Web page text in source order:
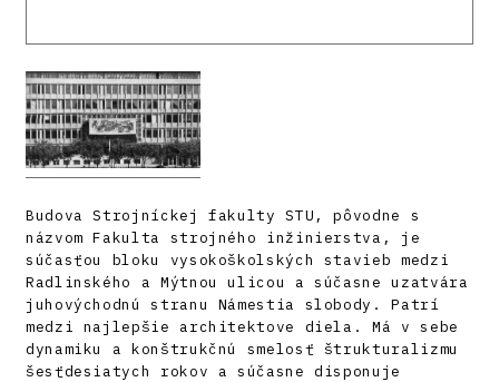
Budova Strojníckej fakulty STU, pôvodne s
názvom Fakulta strojného inžinierstva, je
súčasťou bloku vysokoškolských stavieb medzi
Radlinského a Mýtnou ulicou a súčasne uzatvára
juhovýchodnú stranu Námestia slobody. Patrí
medzi najlepšie architektove diela. Má v sebe
dynamiku a konštrukčnú smelosť štrukturalizmu
šesťdesiatych rokov a súčasne disponuje